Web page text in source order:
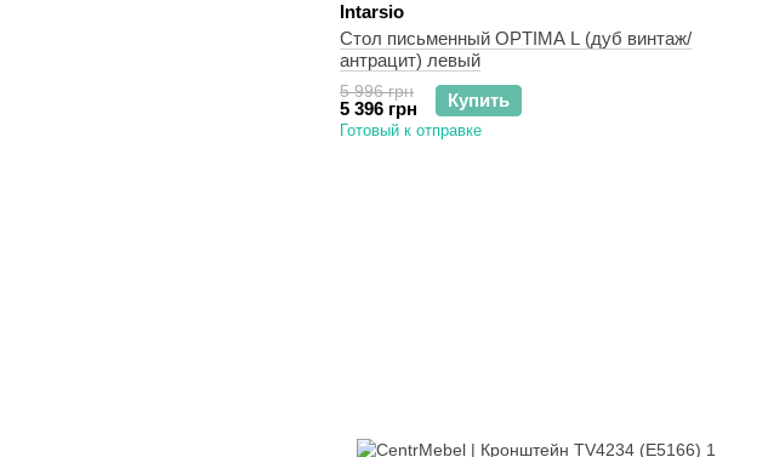
Intarsio
Стол письменный OPTIMA L (дуб винтаж/
антрацит) левый
5 996 грн
5 396 грн Купить
Готовый к отправке